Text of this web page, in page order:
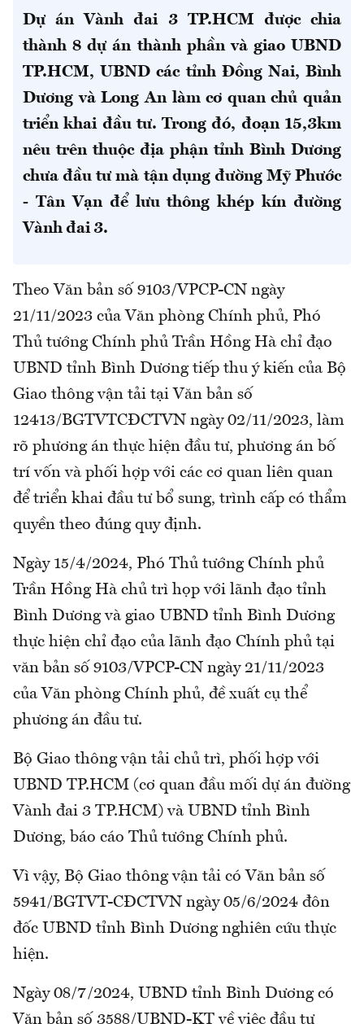
Dự án Vành đai 3 TP.HCM được chia
thành 8 dự án thành phần và giao UBND
TP.HCM, UBND các tỉnh Đồng Nai, Bình
Dương và Long An làm cơ quan chủ quản
triển khai đầu tư. Trong đó, đoạn 15,3km
nêu trên thuộc địa phận tỉnh Bình Dương
chưa đầu tư mà tận dụng đường Mỹ Phước
- Tân Vạn để lưu thông khép kín đường
Vành đai 3.
Theo Văn bản số 9103/VPCP-CN ngày
21/11/2023 của Văn phòng Chính phủ, Phó
Thủ tướng Chính phủ Trần Hồng Hà chỉ đạo
UBND tỉnh Bình Dương tiếp thu ý kiến của Bộ
Giao thông vận tải tại Văn bản số
12413/BGTVTCĐCTVN ngày 02/11/2023, làm
rõ phương án thực hiện đầu tư, phương án bố
trí vốn và phối hợp với các cơ quan liên quan
để triển khai đầu tư bổ sung, trình cấp có thẩm
quyền theo đúng quy định.
Ngày 15/4/2024, Phó Thủ tướng Chính phủ
Trần Hồng Hà chủ trì họp với lãnh đạo tỉnh
Bình Dương và giao UBND tỉnh Bình Dương
thực hiện chỉ đạo của lãnh đạo Chính phủ tại
văn bản số 9103/VPCP-CN ngày 21/11/2023
của Văn phòng Chính phủ, đề xuất cụ thể
phương án đầu tư.
Bộ Giao thông vận tải chủ trì, phối hợp với
UBND TP.HCM (cơ quan đầu mối dự án đường
Vành đai 3 TP.HCM) và UBND tỉnh Bình
Dương, báo cáo Thủ tướng Chính phủ.
Vì vậy, Bộ Giao thông vận tải có Văn bản số
5941/BGTVT-CĐCTVN ngày 05/6/2024 đôn
đốc UBND tỉnh Bình Dương nghiên cứu thực
hiện.
Ngày 08/7/2024, UBND tỉnh Bình Dương có
Văn bản số 3588/UBND-KT về việc đầu tư